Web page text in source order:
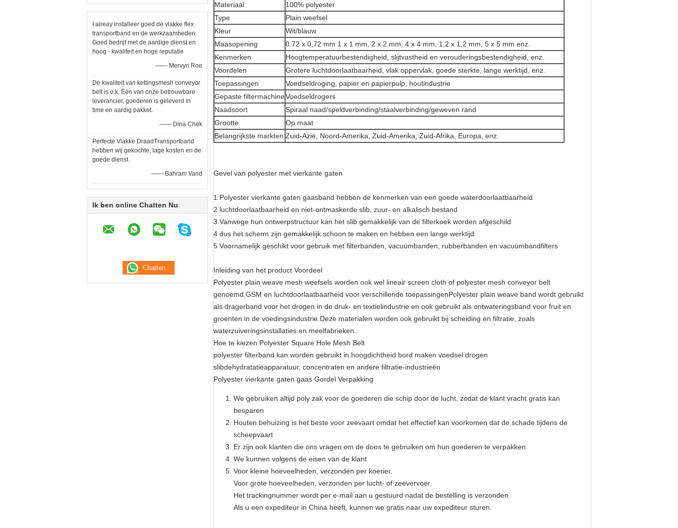
I alreay installeer goed de vlakke flex
transportband en de werkzaamheden.
Goed bedrijf met de aardige dienst en
hoog - kwaliteit en hoge reputatie
—— Mervyn Roe
De kwaliteit van kettingsmesh conveyor
belt is o.k. Één van onze betrouwbare
leverancier, goederen is geleverd in
time en aardig pakket.
—— Dina Chek
Perfecte Vlakke DraadTransportband
hebben wij gekochte, lage kosten en de
goede dienst.
—— Bahram Vand
Ik ben online Chatten Nu
Materiaal
100% polyester
Type
Plain weefsel
Kleur
Wit/blauw
Maasopening
0.72 x 0,72 mm 1 x 1 mm, 2 x 2 mm, 4 x 4 mm, 1,2 x 1,2 mm, 5 x 5 mm enz.
Kenmerken
Hoogtemperatuurbestendigheid, slijtvastheid en verouderingsbestendigheid, enz.
Voordelen
Grotere luchtdoorlaatbaarheid, vlak oppervlak, goede sterkte, lange werktijd, enz.
Toepassingen
Voedseldroging, papier en papierpulp, houtindustrie
Gepaste filtermachineVoedseldrogers
Naadsoort
Spiraal naad/speldverbinding/staalverbinding/geweven rand
Grootte
Op maat
Belangrijkste markten Zuid-Azië, Noord-Amerika, Zuid-Amerika, Zuid-Afrika, Europa, enz.
Gevel van polyester met vierkante gaten
1 Polyester vierkante gaten gaasband hebben de kenmerken van een goede waterdoorlaatbaarheid
2 luchtdoorlaatbaarheid en niet-ontmaskerde slib, zuur- en alkalisch bestand
3 Vanwege hun ontwerpstructuur kan het slib gemakkelijk van de filterkoek worden afgeschild
4 dus het scherm zijn gemakkelijk schoon te maken en hebben een lange werktijd
5 Voornamelijk geschikt voor gebruik met filterbanden, vacuümbanden, rubberbanden en vacuümbandfilters
Inleiding van het product Voordeel
Polyester plain weave mesh weefsels worden ook wel lineair screen cloth of polyester mesh conveyor belt
genoemd.GSM en luchtdoorlaatbaarheid voor verschillende toepassingenPolyester plain weave band wordt gebruikt
als dragerband voor het drogen in de druk- en textielindustrie en ook gebruikt als ontwateringsband voor fruit en
groenten in de voedingsindustrie.Deze materialen worden ook gebruikt bij scheiding en filtratie, zoals
waterzuiveringsinstallaties en meelfabrieken..
Hoe te kiezen Polyester Square Hole Mesh Belt
polyester filterband kan worden gebruikt in hoogdichtheid bord maken voedsel drogen
slibdehydratatieapparatuur, concentraten en andere filtratie-industrieën
Polyester vierkante gaten gaas Gordel Verpakking
We gebruiken altijd poly zak voor de goederen die schip door de lucht, zodat de klant vracht gratis kan
besparen
Houten behuizing is het beste voor zeevaart omdat het effectief kan voorkomen dat de schade tijdens de
scheepvaart
Er zijn ook klanten die ons vragen om de doos te gebruiken om hun goederen te verpakken.
We kunnen volgens de eisen van de klant
Voor kleine hoeveelheden, verzonden per koerier.
Voor grote hoeveelheden, verzonden per lucht- of zeevervoer.
Het trackingnummer wordt per e-mail aan u gestuurd nadat de bestelling is verzonden.
Als u een expediteur in China heeft, kunnen we gratis naar uw expediteur sturen.